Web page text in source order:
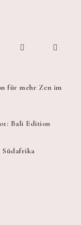
für mehr Zen im
Bali Edition
Südafrika